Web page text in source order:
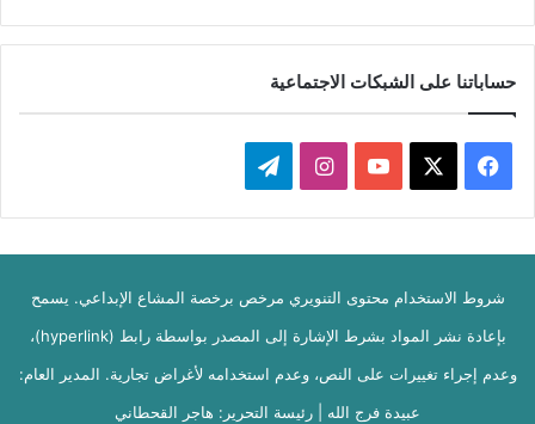
حساباتنا على الشبكات الاجتماعية
ي
س
ب
X
Y
o
u
ن
س
ت
ر
ي
ل
ق
شروط الاستخدام محتوى التنويري مرخص برخصة المشاع الإبداعي. يسمح
بإعادة نشر المواد بشرط الإشارة إلى المصدر بواسطة رابط (hyperlink)،
وعدم إجراء تغييرات على النص، وعدم استخدامه لأغراض تجارية. المدير العام:
عبيدة فرج الله | رئيسة التحرير: هاجر القحطاني